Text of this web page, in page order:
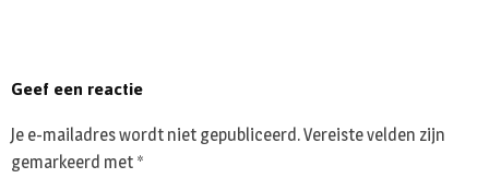
Geef een reactie
Je e-mailadres wordt niet gepubliceerd.Vereiste velden zijn
gemarkeerd met *